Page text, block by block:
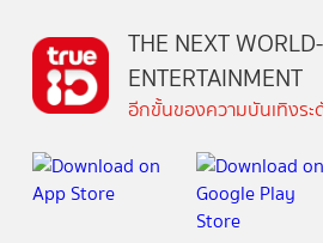
THE NEXT
ENTERTAINMENT
อีกขั้นของความบันเทิงร